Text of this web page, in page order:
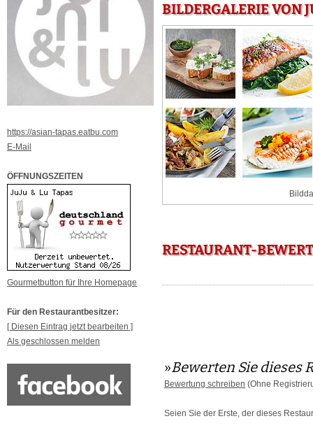
https://asian-tapas.eatbu.com
E-Mail
ÖFFNUNGSZEITEN
Gourmetbutton für Ihre Homepage
Für den Restaurantbesitzer:
[ Diesen Eintrag jetzt bearbeiten ]
Als geschlossen melden
BILDERGALERIE VON
RESTAURANT-
»Bewerten Sie dieses
Bewertung schreiben (Ohne
Seien Sie der Erste, der dieses